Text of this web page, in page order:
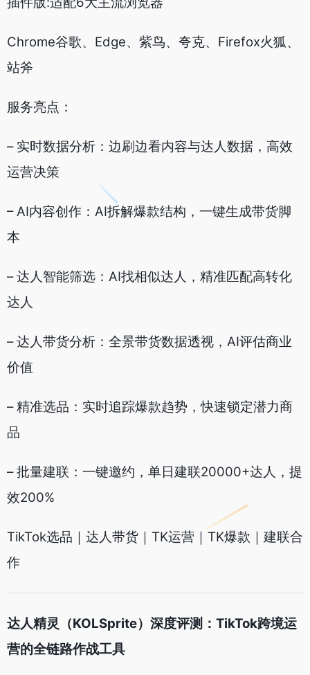
Chrome谷歌、Edge、紫鸟、夸克、Firefox火狐、
站斧
服务亮点：
– 实时数据分析：边刷边看内容与达人数据，高效
运营决策
– AI内容创作：AI拆解爆款结构，一键生成带货脚
本
– 达人智能筛选：AI找相似达人，精准匹配高转化
达人
– 达人带货分析：全景带货数据透视，AI评估商业
价值
– 精准选品：实时追踪爆款趋势，快速锁定潜力商
品
– 批量建联：一键邀约，单日建联20000+达人，提
效200%
TikTok选品｜达人带货｜TK运营｜TK爆款｜建联合
作
达人精灵（KOLSprite）深度评测：TikTok跨境运
营的全链路作战工具